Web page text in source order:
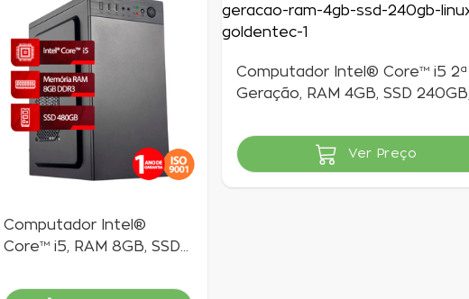
Computador Intel®
Core™ i5, RAM 8GB, SSD
Computador Intel® Core™ i5 2ª
Geração, RAM 4GB, SSD
Indisponível
Ver Preço